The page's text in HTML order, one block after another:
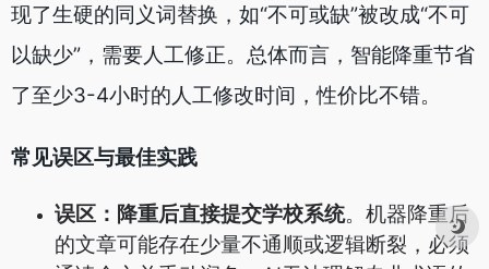
现了生硬的同义词替换，如“不可或缺”被改成“不可
以缺少”，需要人工修正。总体而言，智能降重节省
了至少3-4小时的人工修改时间，性价比不错。
常见误区与最佳实践
误区：降重后直接提交学校系统。机器降重后
的文章可能存在少量不通顺或逻辑断裂，必须